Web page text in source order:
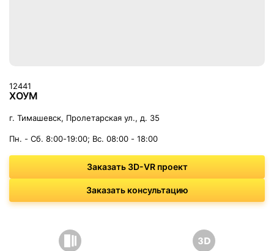
12441
ХОУМ
г. Тимашевск, Пролетарская ул., д. 35
Пн. - Сб. 8:00-19:00; Вс. 08:00 - 18:00
Заказать 3D-VR проект
Заказать консультацию